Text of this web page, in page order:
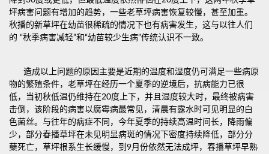
坪病害问题有增加的趋势，一些老草坪病害恢复较慢，甚至加重。
秋播的新草坪在幼苗很稀疏的情况下也有病害发生，这与以往人们
的 “秋季病害减轻”和“幼苗较少生病”传统认识不一致。
造成以上问题的原因主要是近期的温度和湿度仍可满足一些病原
物的繁殖条件，老草坪在经历一个夏季的逆境后，抗病能力已很
低，当初秋低温仍维持在20度上下，并且湿度较大时，最终被病害
击倒，该阶段的病害以腐霉病最常见，清晨有露水时可见明显的白
色菌丝。与往年的病症不同，今年夏季的持续高温时间长，降雨偏
少，部分春播草坪在未见明显病斑的情况下密度持续降低，部分分
蘖死亡，草坪根系生长缓慢，到9月份依然无法成坪，春播草坪早熟